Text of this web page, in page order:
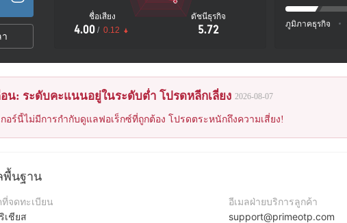
ชื่อเสียง
4.00 / 0.12
ดัชนีธุรกิจ
5.72 ภูมิภาคธุรกิจ
อน: ระดับคะแนนอยู่ในระดับต่ำ โปรดหลีกเลี่ยง 2026-08-07
กอร์นี้ไม่มีการกำกับดูแลฟอเร็กซ์ที่ถูกต้อง โปรดตระหนักถึงความเสี่ยง!
พื้นฐาน
จดทะเบียน
เชียส
อีเมลฝ่ายบริการลูกค้า
support@primeotp.com